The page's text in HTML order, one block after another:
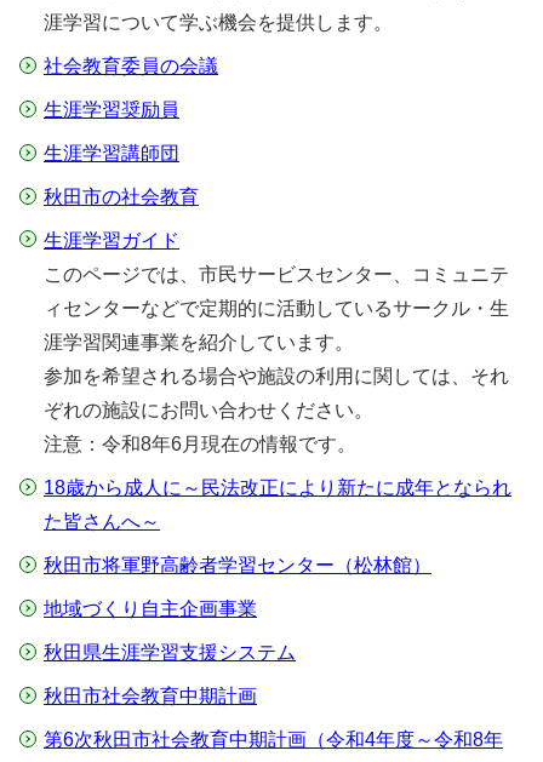
涯学習について学ぶ機会を提供します。
社会教育委員の会議
生涯学習奨励員
生涯学習講師団
秋田市の社会教育
生涯学習ガイド
このページでは、市民サービスセンター、コミュニテ
ィセンターなどで定期的に活動しているサークル・生
涯学習関連事業を紹介しています。
参加を希望される場合や施設の利用に関しては、それ
ぞれの施設にお問い合わせください。
注意：令和8年6月現在の情報です。
18歳から成人に～民法改正により新たに成年となられ
た皆さんへ～
秋田市将軍野高齢者学習センター（松林館）
地域づくり自主企画事業
秋田県生涯学習支援システム
秋田市社会教育中期計画
第6次秋田市社会教育中期計画（令和4年度～令和8年